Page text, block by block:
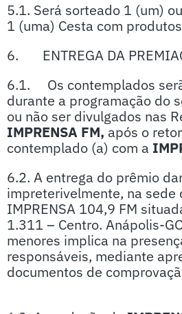
5.1. Será sorteado 1 (um)
1 (uma) Cesta com
6. ENTREGA DA
6.1. Os contemplados
durante a programação do
ou não ser divulgados nas
IMPRENSA FM, após o
contemplado (a) com a
6.2. A entrega do prêmio
impreterivelmente, na sede
IMPRENSA 104,9 FM
1.311 – Centro. Anápolis-
menores implica na
responsáveis, mediante
documentos de